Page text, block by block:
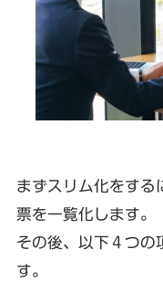
まずスリム化をする
票を一覧化します。
その後、以下４つの
す。